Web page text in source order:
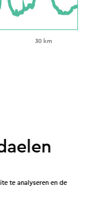
te analyseren en de